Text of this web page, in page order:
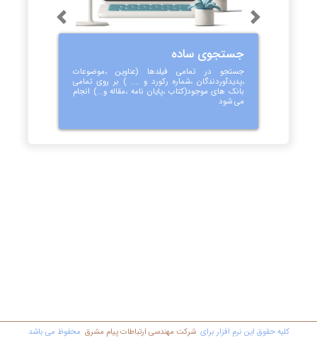
جستجوی ساده
جستجو در تمامی فیلدها (عناوین ،موضوعات
،پدیدآوردندگان ،شماره رکورد و .... ) بر روی تمامی
بانک های موجود(کتاب ،پایان نامه ،مقاله و...) انجام
می شود
Previous Next
کليه حقوق اين نرم افزار برای شرکت مهندسي ارتباطات پیام مشرق محفوظ مي باشد